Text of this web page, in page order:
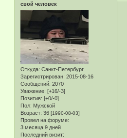
свой человек
Откуда: Санкт-Петербург
Зарегистрирован: 2015-08-16
Сообщений: 2070
Уважение: [+16/-3]
Позитив: [+0/-0]
Пол: Мужской
Возраст: 36 [1990-08-03]
Провел на форуме:
3 месяца 9 дней
Последний визит: